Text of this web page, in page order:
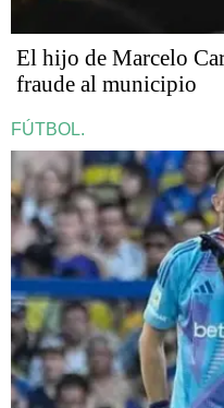
​​​​​El hijo de Marcelo
fraude al municipio
FÚTBOL.